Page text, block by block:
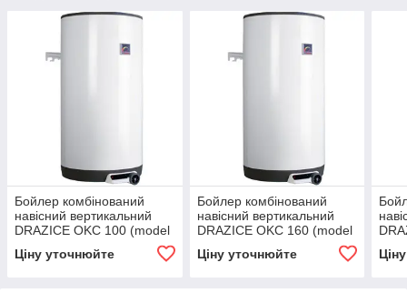
Бойлер комбінований
навісний вертикальний
DRAZICE OKC 100 (model
Ціну уточнюйте
Бойлер комбінований
навісний вертикальний
DRAZICE OKC 160 (model
Ціну уточнюйте